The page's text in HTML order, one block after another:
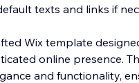
texts and links if
Wix template
online presence.
and functionality,